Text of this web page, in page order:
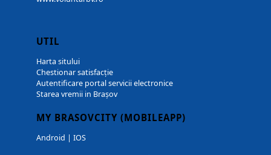
UTIL
Harta sitului
Chestionar satisfacție
Autentificare portal servicii electronice
Starea vremii in Brașov
MY BRASOVCITY (MOBILEAPP)
Android | IOS